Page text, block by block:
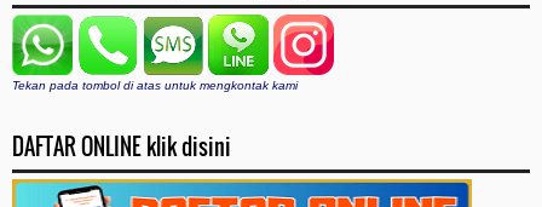
Tekan pada tombol di atas untuk mengkontak kami
DAFTAR ONLINE klik disini